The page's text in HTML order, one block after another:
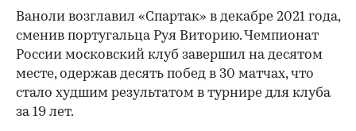
Ваноли возглавил «Спартак» в декабре 2021 года,
сменив португальца Руя Виторию. Чемпионат
России московский клуб завершил на десятом
месте, одержав десять побед в 30 матчах, что
стало худшим результатом в турнире для клуба
за 19 лет.